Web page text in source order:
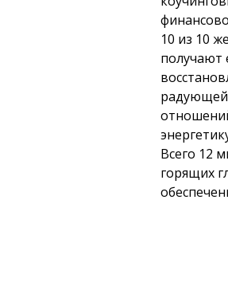
10 из 10
получают
радующей
Всего 12
горящих